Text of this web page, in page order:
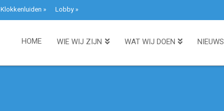
Klokkenluiden » Lobby»
HOME WIE WIJ ZIJN WAT WIJ DOEN NIEUWS